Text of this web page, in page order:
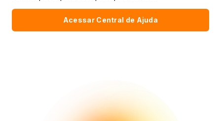
Acessar Central de Ajuda